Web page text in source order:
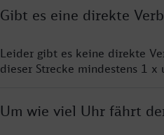
Gibt es eine direkte
Leider gibt es keine direkte
dieser Strecke mindestens 1 x
Um wie viel Uhr fährt